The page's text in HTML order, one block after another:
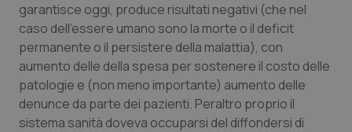
garantisce oggi, produce risultati negativi (che nel
caso dell’essere umano sono la morte o il deficit
permanente o il persistere della malattia), con
aumento delle della spesa per sostenere il costo delle
patologie e (non meno importante) aumento delle
denunce da parte dei pazienti. Peraltro proprio il
sistema sanità doveva occuparsi del diffondersi di